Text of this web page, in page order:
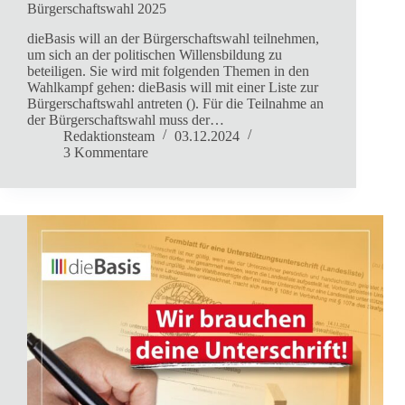
Bürgerschaftswahl 2025
dieBasis will an der Bürgerschaftswahl teilnehmen,
um sich an der politischen Willensbildung zu
beteiligen. Sie wird mit folgenden Themen in den
Wahlkampf gehen: dieBasis will mit einer Liste zur
Bürgerschaftswahl antreten (). Für die Teilnahme an
der Bürgerschaftswahl muss der…
Redaktionsteam
03.12.2024
3 Kommentare